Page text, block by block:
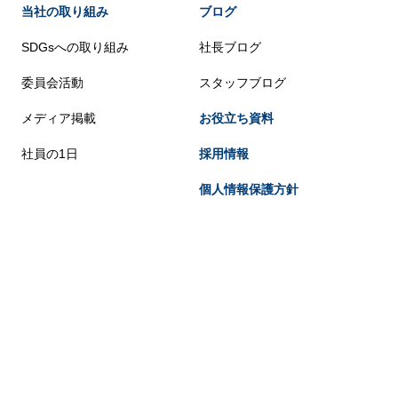
当社の取り組み
SDGsへの取り組み
委員会活動
メディア掲載
社員の1日
ブログ
社長ブログ
スタッフブログ
お役立ち資料
採用情報
個人情報保護方針